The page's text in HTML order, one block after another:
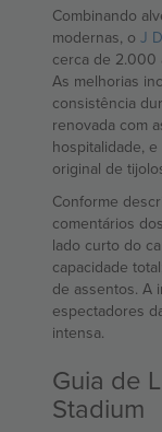
Combinando
modernas, o J
cerca de 2.000
As melhorias
consistência
renovada com
hospitalidade,
original de
Conforme
comentários
lado curto do
capacidade
de assentos. A
espectadores
intensa.
Guia de
Stadium